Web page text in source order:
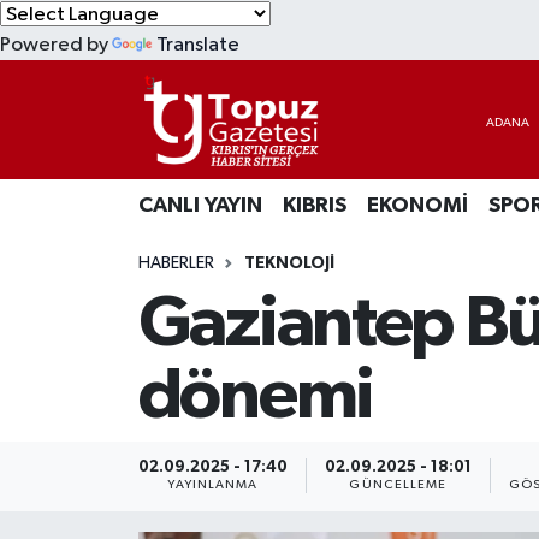
Powered by Translate
CANLI YAYIN KIBRIS EKONOMİ
HABERLER TEKNOLOJİ
Gaziantep
dönemi
02.09.2025 - 17:40
YAYINLANMA
02.09.2025 - 18:01
GÜNCELLEME
EKONOMİ
MAGAZİN
TEKNOLOJİ
Lefkoşa Nöbetçi Eczaneler
Lefkoşa Hava Durumu
Lefkoşa Trafik Yoğunluk Haritası
Süper Lig Puan Durumu ve Fikstür
Tüm Manşetler
Son Dakika Haberleri
Haber Arşivi